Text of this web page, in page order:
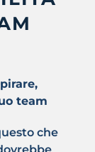
team
che